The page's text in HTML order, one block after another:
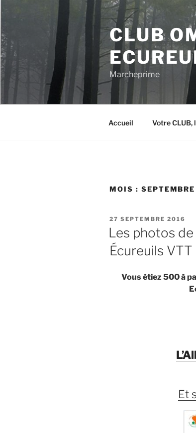
principal
CLUB
Marcheprime
Accueil Votre CLUB,
MOIS :
PUBLIÉ
LE
27 SEPTEMBRE 2016
Les photos
Écureuils
Vous étiez 500 à
Et